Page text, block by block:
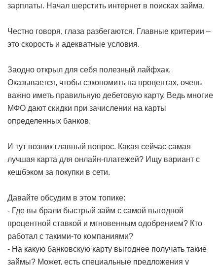
зарплаты. Начал шерстить интернет в поисках займа.
Честно говоря, глаза разбегаются. Главные критерии –
это скорость и адекватные условия.
Заодно открыл для себя полезный лайфхак.
Оказывается, чтобы сэкономить на процентах, очень
важно иметь правильную дебетовую карту. Ведь многие
МФО дают скидки при зачислении на карты
определенных банков.
И тут возник главный вопрос. Какая сейчас самая
лучшая карта для онлайн-платежей? Ищу вариант с
кешбэком за покупки в сети.
Давайте обсудим в этом топике:
- Где вы брали быстрый займ с самой выгодной
процентной ставкой и мгновенным одобрением? Кто
работал с такими-то компаниями?
- На какую банковскую карту выгоднее получать такие
займы? Может, есть специальные предложения у